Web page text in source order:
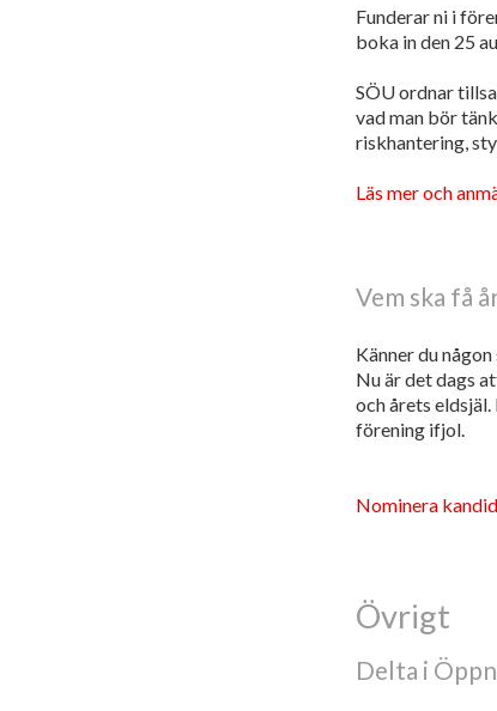
Funderar ni i
boka in den 25
SÖU ordnar
vad man bör
riskhantering,
Läs mer och
Vem ska få
Känner du
Nu är det dags
och årets
förening ifjol.
Nominera
Övrigt
Delta i